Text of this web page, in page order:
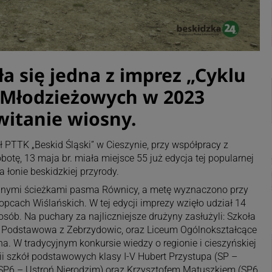
się jedna z imprez „Cyklu
w 2023
wiosny.
„Beskid Śląski” w Cieszynie, przy współpracy z
13 maja br. miała miejsce 55 już edycja tej popularnej
beskidzkiej przyrody.
ścieżkami pasma Równicy, a metę wyznaczono przy
Wiślańskich. W tej edycji imprezy wzięło udział 14
Na puchary za najliczniejsze drużyny zasłużyli: Szkoła
z Zebrzydowic, oraz Liceum Ogólnokształcące
W tradycyjnym konkursie wiedzy o regionie i cieszyńskiej
podstawowych klasy I-V Hubert Przystupa (SP –